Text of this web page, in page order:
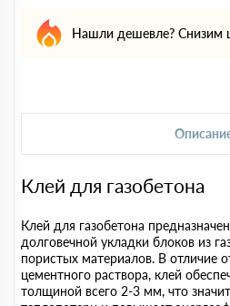
Нашли дешевле? Снизим
Клей для газобетона
Клей для газобетона
долговечной укладки блоков из
пористых материалов. В отличие
цементного раствора, клей
толщиной всего 2-3 мм, что